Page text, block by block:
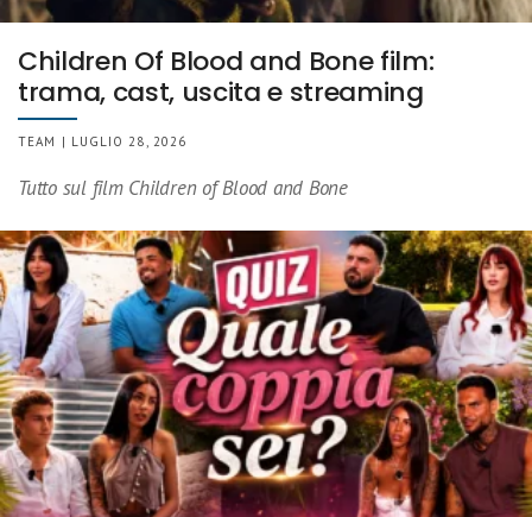
Children Of Blood and Bone film:
trama, cast, uscita e streaming
TEAM | LUGLIO 28, 2026
Tutto sul film Children of Blood and Bone